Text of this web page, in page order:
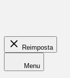
Reimposta
Menu